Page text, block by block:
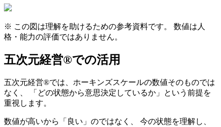
※ この図は理解を助けるための参考資料です。 数値は人
格・能力の評価ではありません。
五次元経営®での活用
五次元経営®では、ホーキンズスケールの数値そのものでは
なく、 「どの状態から意思決定しているか」という前提を
重視します。
数値が高いから「良い」のではなく、 今の状態を理解し、